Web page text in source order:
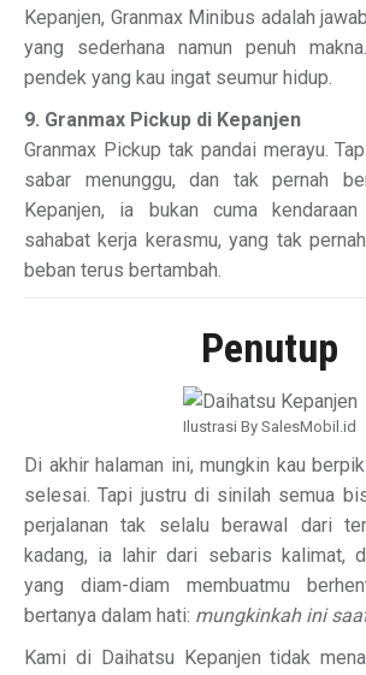
Kepanjen, Granmax Minibus adalah
yang sederhana namun penuh
pendek yang kau ingat seumur hidup.
9. Granmax Pickup di Kepanjen
Granmax Pickup tak pandai merayu.
sabar menunggu, dan tak pernah
Kepanjen, ia bukan cuma
sahabat kerja kerasmu, yang tak
beban terus bertambah.
Penutup
Ilustrasi By SalesMobil.id
Di akhir halaman ini, mungkin kau
selesai. Tapi justru di sinilah semua
perjalanan tak selalu berawal dari
kadang, ia lahir dari sebaris kalimat,
yang diam-diam membuatmu
bertanya dalam hati: mungkinkah ini
Kami di Daihatsu Kepanjen tidak